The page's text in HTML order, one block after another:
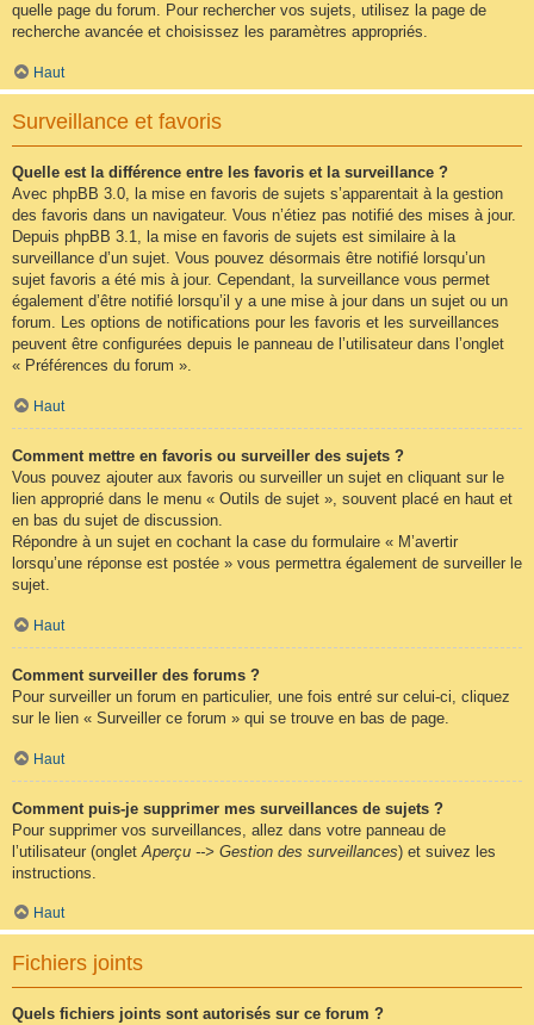
quelle page du forum. Pour rechercher vos sujets, utilisez la page de
recherche avancée et choisissez les paramètres appropriés.
Haut
Surveillance et favoris
Quelle est la différence entre les favoris et la surveillance ?
Avec phpBB 3.0, la mise en favoris de sujets s’apparentait à la gestion
des favoris dans un navigateur. Vous n’étiez pas notifié des mises à jour.
Depuis phpBB 3.1, la mise en favoris de sujets est similaire à la
surveillance d’un sujet. Vous pouvez désormais être notifié lorsqu’un
sujet favoris a été mis à jour. Cependant, la surveillance vous permet
également d’être notifié lorsqu’il y a une mise à jour dans un sujet ou un
forum. Les options de notifications pour les favoris et les surveillances
peuvent être configurées depuis le panneau de l’utilisateur dans l’onglet
« Préférences du forum ».
Haut
Comment mettre en favoris ou surveiller des sujets ?
Vous pouvez ajouter aux favoris ou surveiller un sujet en cliquant sur le
lien approprié dans le menu « Outils de sujet », souvent placé en haut et
en bas du sujet de discussion.
Répondre à un sujet en cochant la case du formulaire « M’avertir
lorsqu’une réponse est postée » vous permettra également de surveiller le
sujet.
Haut
Comment surveiller des forums ?
Pour surveiller un forum en particulier, une fois entré sur celui-ci, cliquez
sur le lien « Surveiller ce forum » qui se trouve en bas de page.
Haut
Comment puis-je supprimer mes surveillances de sujets ?
Pour supprimer vos surveillances, allez dans votre panneau de
l’utilisateur (onglet Aperçu --> Gestion des surveillances) et suivez les
instructions.
Haut
Fichiers joints
Quels fichiers joints sont autorisés sur ce forum ?